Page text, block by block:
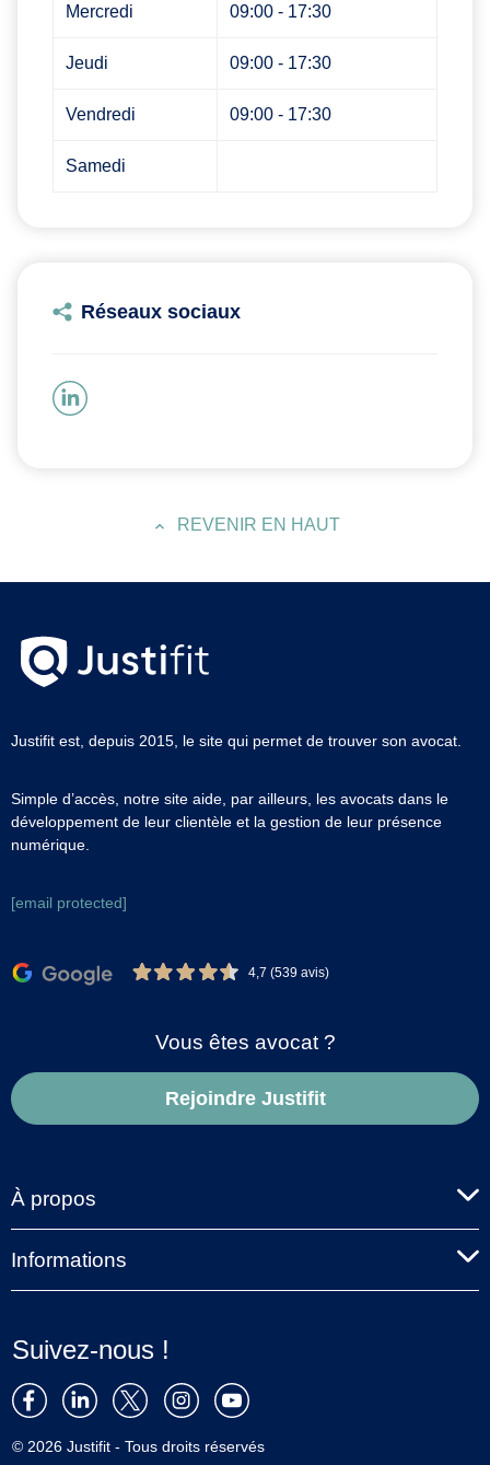
Mercredi 09:00 - 17:30
Jeudi 09:00 - 17:30
Vendredi 09:00 - 17:30
Samedi
Réseaux sociaux
REVENIR EN HAUT
Justifit est, depuis 2015, le site qui permet de trouver son avocat.
Simple d’accès, notre site aide, par ailleurs, les avocats dans le
développement de leur clientèle et la gestion de leur présence
numérique.
[email protected]
4,7 (539 avis)
Vous êtes avocat ?
Rejoindre Justifit
À propos
Informations
Suivez-nous !
© 2026 Justifit - Tous droits réservés